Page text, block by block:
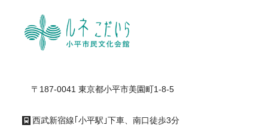
〒187-0041 東京都小平市美園町1-8-5
西武新宿線｢小平駅｣下車、南口徒歩3分